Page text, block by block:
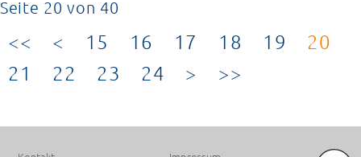
Seite 20 von 40
15 16 17 18 19
20
21
22 23 24